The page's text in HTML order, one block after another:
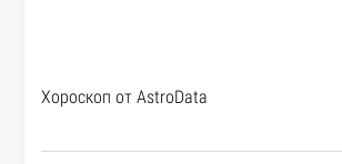
Хороскоп от AstroData